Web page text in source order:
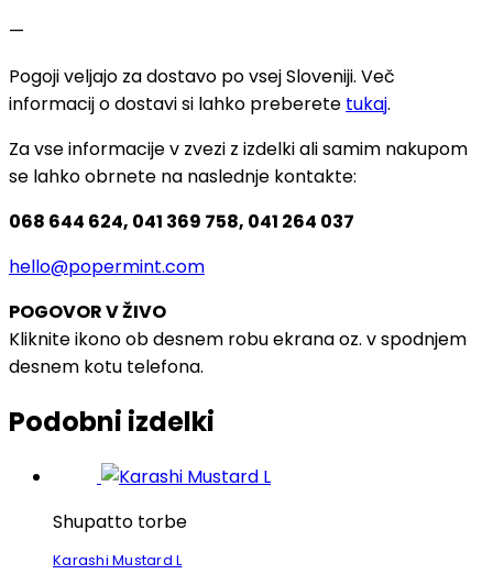
—
Pogoji veljajo za dostavo po vsej Sloveniji. Več
informacij o dostavi si lahko preberete tukaj.
Za vse informacije v zvezi z izdelki ali samim nakupom
se lahko obrnete na naslednje kontakte:
068 644 624, 041 369 758, 041 264 037
hello@popermint.com
POGOVOR V ŽIVO
Kliknite ikono ob desnem robu ekrana oz. v spodnjem
desnem kotu telefona.
Podobni izdelki
Shupatto torbe
Karashi Mustard L